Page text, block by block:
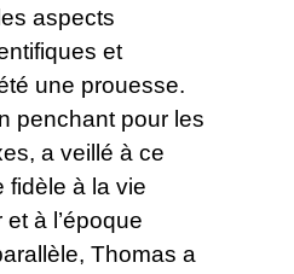
aspects
et
une prouesse.
penchant pour les
a veillé à ce
fidèle à la vie
à l’époque
Thomas a